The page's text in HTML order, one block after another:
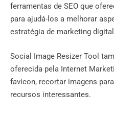
ferramentas de SEO que
para ajudá-los a melhorar
estratégia de marketing
Social Image Resizer Tool
oferecida pela Internet
favicon, recortar imagens
recursos interessantes.